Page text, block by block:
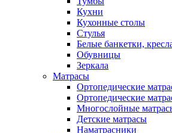
Кухни
Кухонные столы
Стулья
Белые банкетки,
Обувницы
Зеркала
Матрасы
Ортопедические
Ортопедические
Многослойные
Детские матрасы
Наматрасники